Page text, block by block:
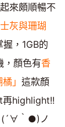
來頗順暢不
灰與珊瑚
，1GB的
，顏色有香
」 這款顏
再highlight!!
(´∀｀●)ノ